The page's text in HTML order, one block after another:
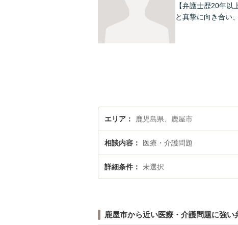
【弁護士歴20年
と真摯に向き合い
エリア 鹿児島県、鹿屋市
相談内容 医療・介護問題
詳細条件 未選択
鹿屋市から近い医療・介護問題に強い